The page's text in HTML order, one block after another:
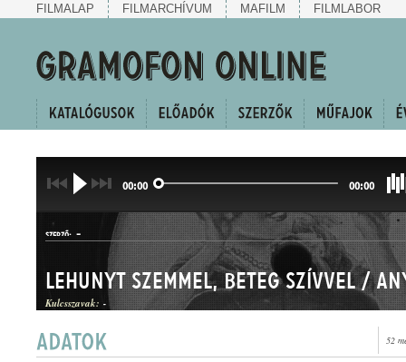
FILMALAP FILMARCHÍVUM MAFILM FILMLABOR
00:00 00:00
SZERZŐ: -
Lehunyt szemmel, beteg szívvel /
Kulcsszavak: -
52